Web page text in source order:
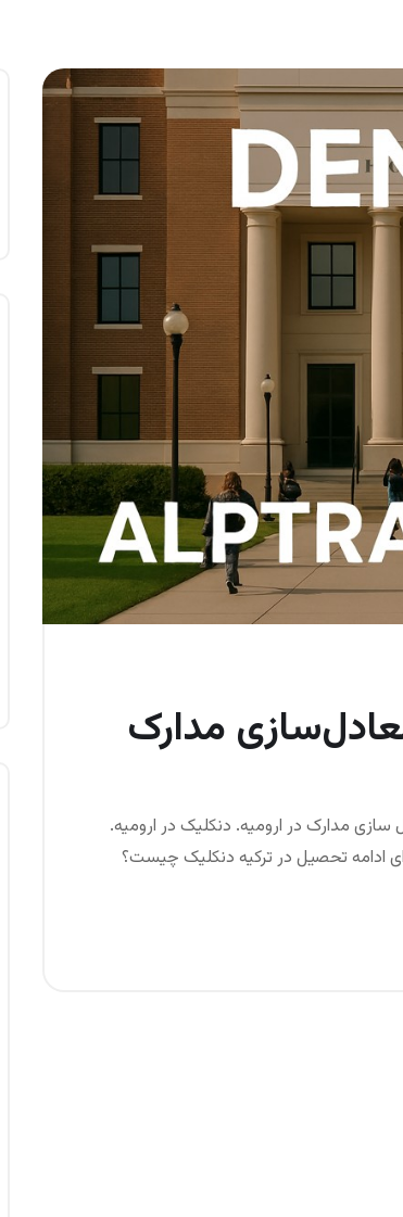
مدارک
مدارک در ارومیه. دنکلیک در ارومیه.
ادامه تحصیل در ترکیه دنکلیک چیست؟